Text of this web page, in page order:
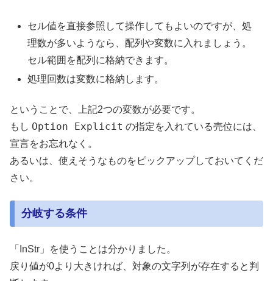
セル値を直接参照して操作してもよいのですが、処
理数が多いようなら、配列や変数に入れましょう。
セル範囲を配列に格納できます。
処理回数は変数に格納します。
ということで、上記2つの変数が必要です。
もし Option Explicit の指定を入れている売位には、
宣言をお忘れなく。
あるいは、使えそうなものをピックアップしておいてくだ
さい。
分岐する条件
「InStr」を使うことは分かりました。
戻り値が0より大きければ、対象の文字列が存在すると判